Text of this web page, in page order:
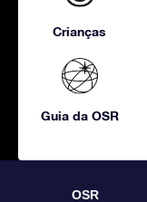
Crianças
Guia da OSR
OSR